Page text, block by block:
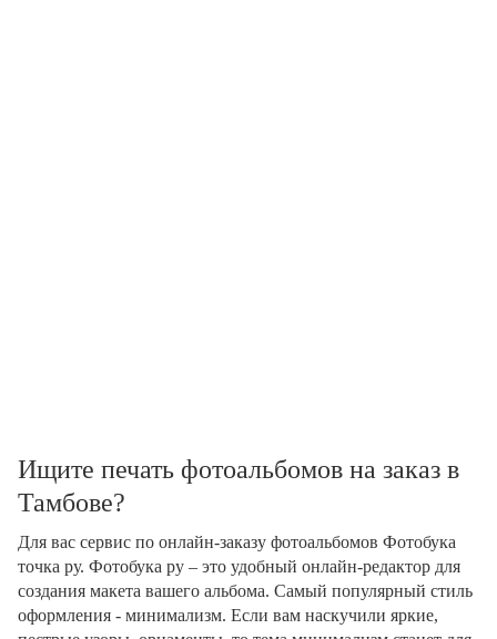
Ищите печать фотоальбомов на заказ в
Тамбове?
Для вас сервис по онлайн-заказу фотоальбомов Фотобука
точка ру. Фотобука ру – это удобный онлайн-редактор для
создания макета вашего альбома. Самый популярный стиль
оформления - минимализм. Если вам наскучили яркие,